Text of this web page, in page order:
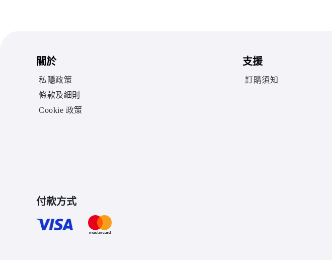
關於
私隱政策
條款及細則
Cookie 政策
支援
訂購須知
付款方式